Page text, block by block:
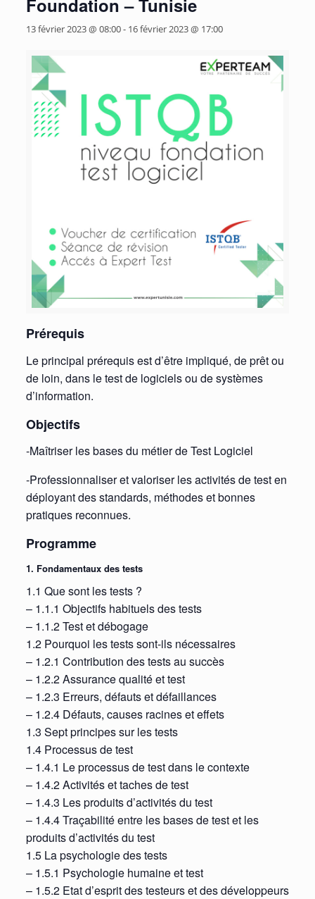
Foundation – Tunisie
13 février 2023 @ 08:00- 16 février 2023 @ 17:00
Prérequis
Le principal prérequis est d’être impliqué, de prêt ou
de loin, dans le test de logiciels ou de systèmes
d’information.
Objectifs
-Maîtriser les bases du métier de Test Logiciel
-Professionnaliser et valoriser les activités de test en
déployant des standards, méthodes et bonnes
pratiques reconnues.
Programme
1. Fondamentaux des tests
1.1 Que sont les tests ?
– 1.1.1 Objectifs habituels des tests
– 1.1.2 Test et débogage
1.2 Pourquoi les tests sont-ils nécessaires
– 1.2.1 Contribution des tests au succès
– 1.2.2 Assurance qualité et test
– 1.2.3 Erreurs, défauts et défaillances
– 1.2.4 Défauts, causes racines et effets
1.3 Sept principes sur les tests
1.4 Processus de test
– 1.4.1 Le processus de test dans le contexte
– 1.4.2 Activités et taches de test
– 1.4.3 Les produits d’activités du test
– 1.4.4 Traçabilité entre les bases de test et les
produits d’activités du test
1.5 La psychologie des tests
– 1.5.1 Psychologie humaine et test
– 1.5.2 Etat d’esprit des testeurs et des développeurs